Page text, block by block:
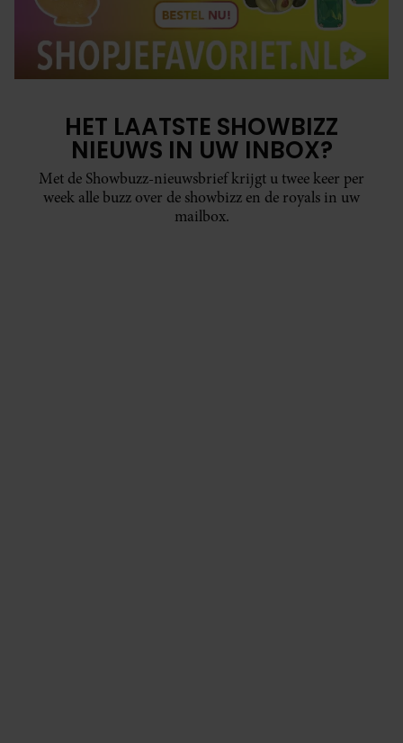
HET LAATSTE SHOWBIZZ
NIEUWS IN UW INBOX?
Met de Showbuzz-nieuwsbrief krijgt u twee keer per
week alle buzz over de showbizz en de royals in uw
mailbox.